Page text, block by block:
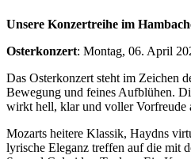
Unsere Konzertreihe im
Osterkonzert: Montag, 06. April
Das Osterkonzert steht im Zeichen
Bewegung und feines Aufblühen.
wirkt hell, klar und voller Vorfreude
Mozarts heitere Klassik, Haydns
lyrische Eleganz treffen auf die mit